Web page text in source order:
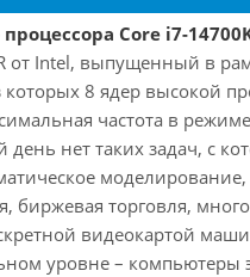
Core i7-
от Intel, выпущенный в
8 ядер высокой
частота в
нет таких задач, с
биржевая торговля,
видеокартой
уровне – компьютеры